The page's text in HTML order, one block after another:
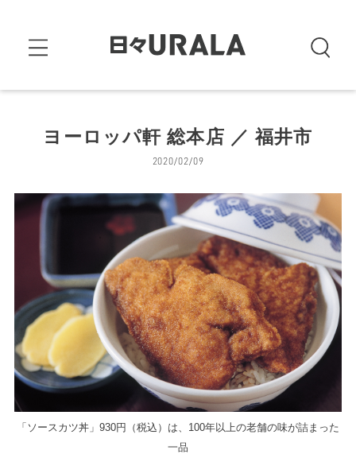
ヨーロッパ軒 総本店 ／ 福井市
2020/02/09
「ソースカツ丼」930円（税込）は、100年以上の老舗の味が詰まった
一品